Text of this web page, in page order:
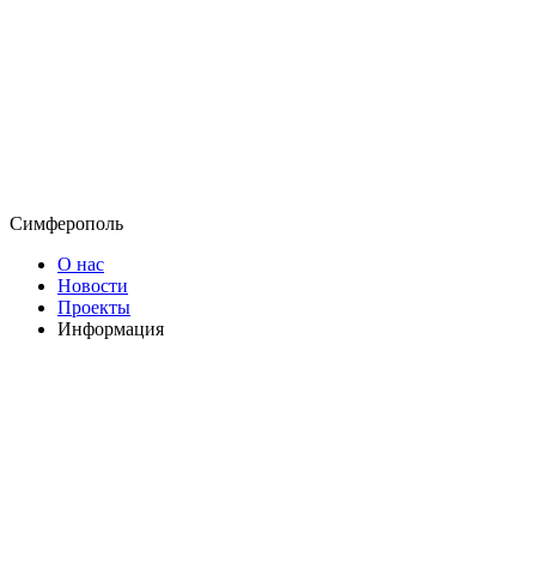
Симферополь
О нас
Новости
Проекты
Информация